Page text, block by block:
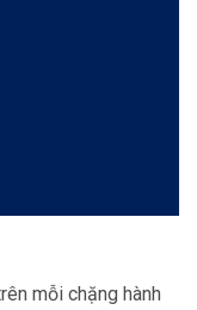
mỗi chặng hành